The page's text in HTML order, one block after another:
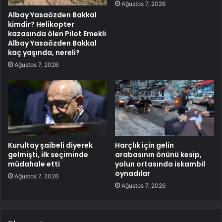
Albay Yasaözden Bakkal
kimdir? Helikopter
kazasında ölen Pilot Emekli
Albay Yasaözden Bakkal
kaç yaşında, nereli?
Ağustos 7, 2026
Ağustos 7, 2026
Kurultay şaibeli diyerek
gelmişti, ilk seçiminde
müdahale etti
Ağustos 7, 2026
Harçlık için gelin
arabasının önünü kesip,
yolun ortasında iskambil
oynadılar
Ağustos 7, 2026